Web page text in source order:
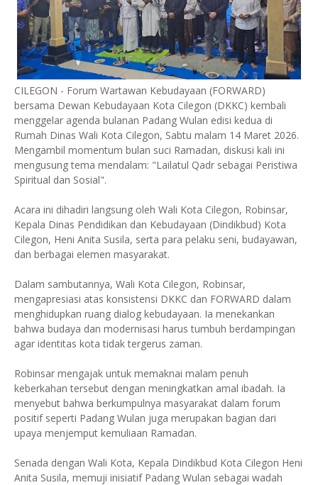
CILEGON - Forum Wartawan Kebudayaan (FORWARD)
bersama Dewan Kebudayaan Kota Cilegon (DKKC) kembali
menggelar agenda bulanan Padang Wulan edisi kedua di
Rumah Dinas Wali Kota Cilegon, Sabtu malam 14 Maret 2026.
Mengambil momentum bulan suci Ramadan, diskusi kali ini
mengusung tema mendalam: "Lailatul Qadr sebagai Peristiwa
Spiritual dan Sosial".
Acara ini dihadiri langsung oleh Wali Kota Cilegon, Robinsar,
Kepala Dinas Pendidikan dan Kebudayaan (Dindikbud) Kota
Cilegon, Heni Anita Susila, serta para pelaku seni, budayawan,
dan berbagai elemen masyarakat.
Dalam sambutannya, Wali Kota Cilegon, Robinsar,
mengapresiasi atas konsistensi DKKC dan FORWARD dalam
menghidupkan ruang dialog kebudayaan. Ia menekankan
bahwa budaya dan modernisasi harus tumbuh berdampingan
agar identitas kota tidak tergerus zaman.
Robinsar mengajak untuk memaknai malam penuh
keberkahan tersebut dengan meningkatkan amal ibadah. Ia
menyebut bahwa berkumpulnya masyarakat dalam forum
positif seperti Padang Wulan juga merupakan bagian dari
upaya menjemput kemuliaan Ramadan.
Senada dengan Wali Kota, Kepala Dindikbud Kota Cilegon Heni
Anita Susila, memuji inisiatif Padang Wulan sebagai wadah